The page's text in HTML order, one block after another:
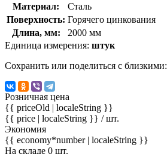
Материал:
Сталь
Поверхность: Горячего цинкования
Длина, мм:
2000 мм
Единица измерения: штук
Сохранить или поделиться с близкими:
Розничная цена
{{ priceOld | localeString }}
{{ price | localeString }} / шт.
Экономия
{{ economy*number | localeString }}
На складе 0 шт.